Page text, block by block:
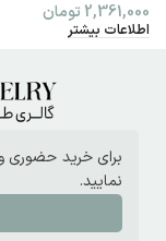
2,361,000 تومان
اطلاعات بیشتر
برای خرید حضوری و
نمایید.